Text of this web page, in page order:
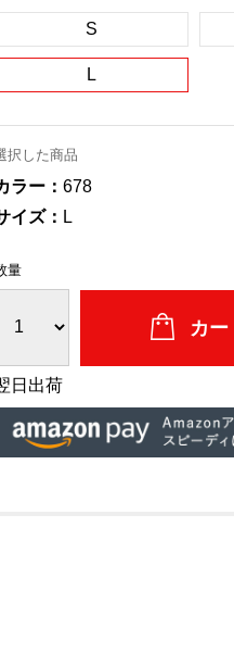
S
L
択した商品
ラー： 678
イズ： L
量
日出荷